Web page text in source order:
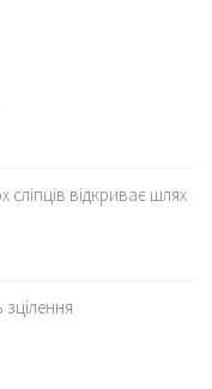
відкриває шлях